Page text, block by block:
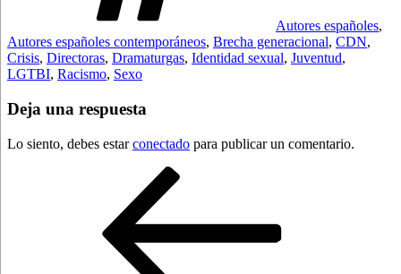
Autores españoles,
Autores españoles contemporáneos, Brecha generacional, CDN,
Crisis, Directoras, Dramaturgas, Identidad sexual, Juventud,
LGTBI, Racismo, Sexo
Deja una respuesta
Lo siento, debes estarconectado para publicar un comentario.